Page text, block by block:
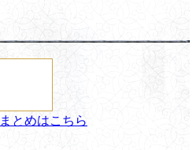
とめはこちら